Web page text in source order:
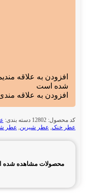
افزودن به علاقه مندی
شده است
افزودن به علاقه
کد محصول: 12802 دسته بندی:
عطر خنک, عطر شیرین, عطر
محصولات مشاهده شده